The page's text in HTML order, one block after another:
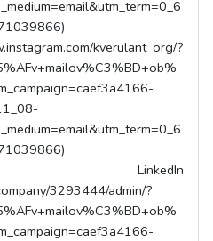
kverulant_org/?
3293444/admin/?